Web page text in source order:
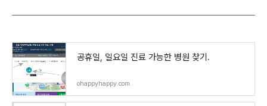
공휴일, 일요일 진료 가능한 병원 찾기.
ohappyhappy.com